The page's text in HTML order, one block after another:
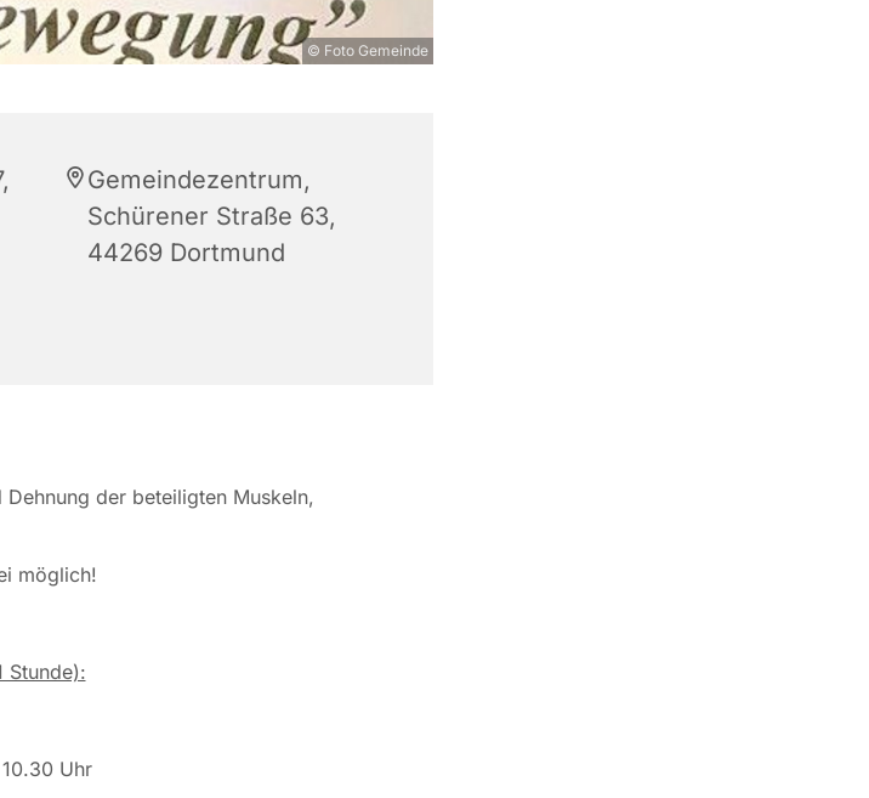
© Foto Gemeinde
Gemeindezentrum,
Schürener Straße 63,
44269 Dortmund
der beteiligten Muskeln,
möglich!
Stunde):
Uhr